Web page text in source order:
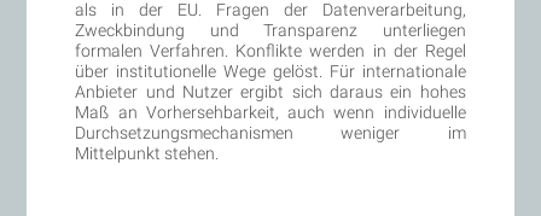
als in der EU. Fragen der Datenverarbeitung,
Zweckbindung und Transparenz unterliegen
formalen Verfahren. Konflikte werden in der Regel
über institutionelle Wege gelöst. Für internationale
Anbieter und Nutzer ergibt sich daraus ein hohes
Maß an Vorhersehbarkeit, auch wenn individuelle
Durchsetzungsmechanismen weniger im
Mittelpunkt stehen.